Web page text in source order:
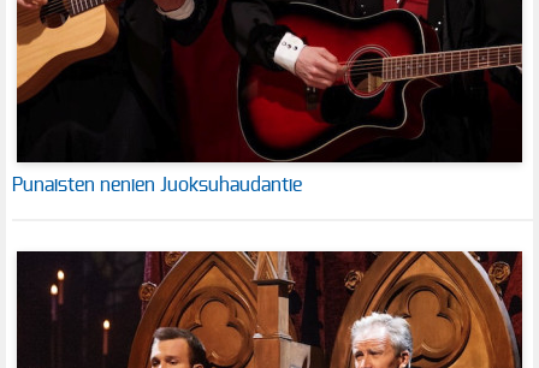
Punaisten nenien Juoksuhaudantie